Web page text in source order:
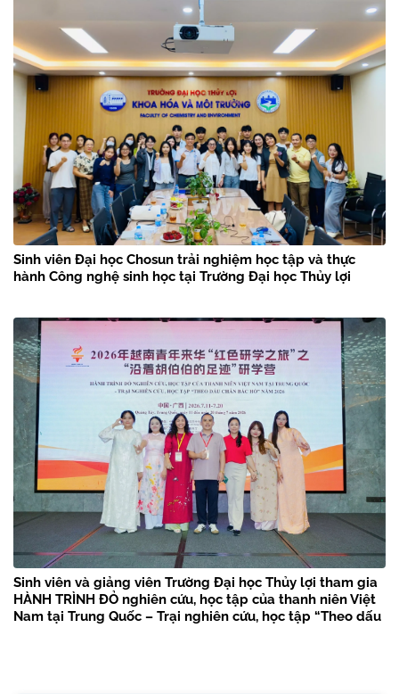
Sinh viên Đại học Chosun trải nghiệm học tập và thực
hành Công nghệ sinh học tại Trường Đại học Thủy lợi
Sinh viên và giảng viên Trường Đại học Thủy lợi tham gia
HÀNH TRÌNH ĐỎ nghiên cứu, học tập của thanh niên Việt
Nam tại Trung Quốc – Trại nghiên cứu, học tập “Theo dấu